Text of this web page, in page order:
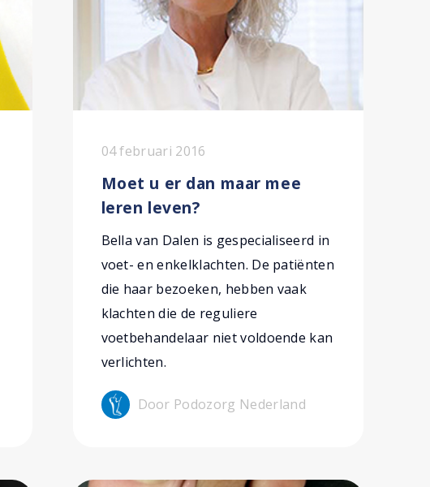
04 februari 2016
Moet u er dan maar mee
leren leven?
Bella van Dalen is gespecialiseerd in
voet- en enkelklachten. De patiënten
die haar bezoeken, hebben vaak
klachten die de reguliere
voetbehandelaar niet voldoende kan
verlichten.
Door Podozorg Nederland